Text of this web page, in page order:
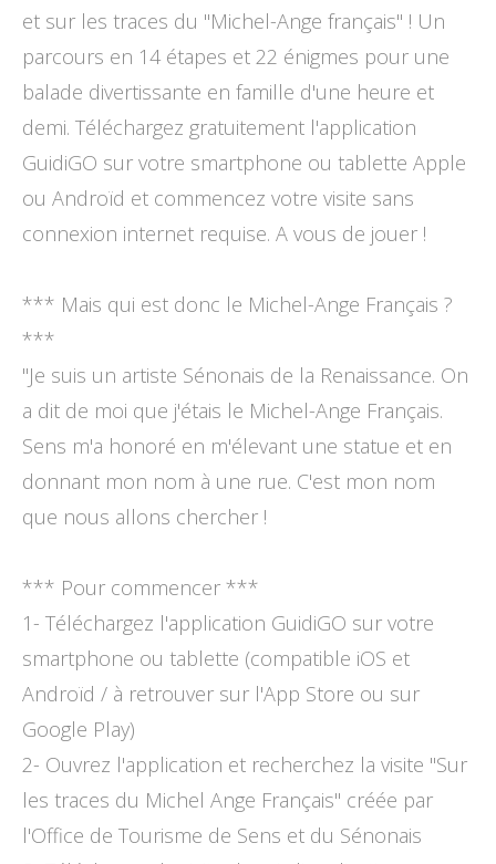
et sur les traces du "Michel-Ange français" ! Un
parcours en 14 étapes et 22 énigmes pour une
balade divertissante en famille d'une heure et
demi. Téléchargez gratuitement l'application
GuidiGO sur votre smartphone ou tablette Apple
ou Androïd et commencez votre visite sans
connexion internet requise. A vous de jouer !
*** Mais qui est donc le Michel-Ange Français ?
***
"Je suis un artiste Sénonais de la Renaissance. On
a dit de moi que j'étais le Michel-Ange Français.
Sens m'a honoré en m'élevant une statue et en
donnant mon nom à une rue. C'est mon nom
que nous allons chercher !
*** Pour commencer ***
1- Téléchargez l'application GuidiGO sur votre
smartphone ou tablette (compatible iOS et
Androïd / à retrouver sur l'App Store ou sur
Google Play)
2- Ouvrez l'application et recherchez la visite "Sur
les traces du Michel Ange Français" créée par
l'Office de Tourisme de Sens et du Sénonais